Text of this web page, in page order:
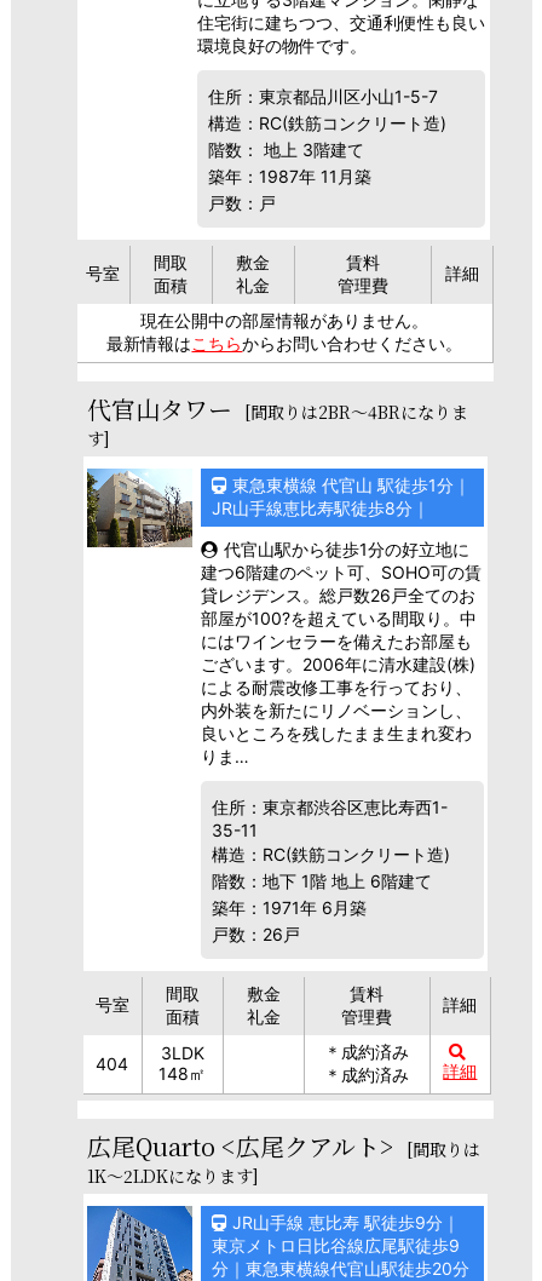
住宅街に建ちつつ、交通利便性も良い
環境良好の物件です。
住所：東京都品川区小山1-5-7
構造：RC(鉄筋コンクリート造)
階数： 地上 3階建て
築年：1987年 11月築
戸数：戸
号室
間取
面積
敷金
礼金
賃料
管理費
詳細
現在公開中の部屋情報がありません。
最新情報はこちらからお問い合わせください。
代官山タワー
[間取りは2BR～4BRになりま
す]
東急東横線 代官山 駅徒歩1分｜
JR山手線恵比寿駅徒歩8分｜
代官山駅から徒歩1分の好立地に
建つ6階建のペット可、SOHO可の賃
貸レジデンス。総戸数26戸全てのお
部屋が100?を超えている間取り。中
にはワインセラーを備えたお部屋も
ございます。2006年に清水建設(株)
による耐震改修工事を行っており、
内外装を新たにリノベーションし、
良いところを残したまま生まれ変わ
りま…
住所：東京都渋谷区恵比寿西1-
35-11
構造：RC(鉄筋コンクリート造)
階数：地下 1階 地上 6階建て
築年：1971年 6月築
戸数：26戸
号室
間取
面積
敷金
礼金
賃料
管理費
詳細
404
3LDK
148㎡
＊成約済み
＊成約済み
詳細
広尾Quarto <広尾クアルト>
[間取りは
1K～2LDKになります]
JR山手線 恵比寿 駅徒歩9分｜
東京メトロ日比谷線広尾駅徒歩9
分｜東急東横線代官山駅徒歩20分